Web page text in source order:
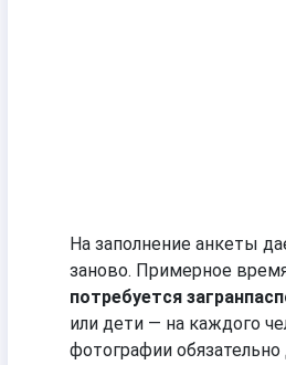
На заполнение анкеты
заново. Примерное
потребуется
или дети — на каждого
фотографии